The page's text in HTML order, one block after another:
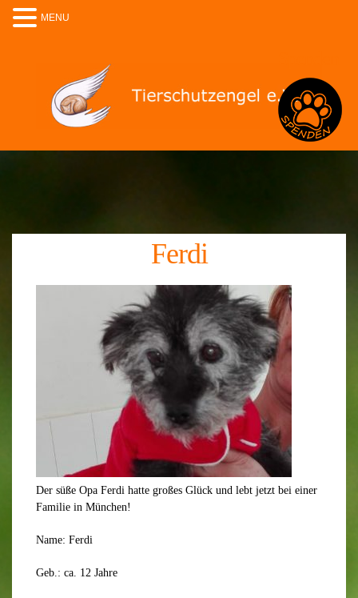
Ferdi
Der süße Opa Ferdi hatte großes Glück und lebt jetzt bei einer
Familie in München!
Name: Ferdi
Geb.: ca. 12 Jahre
MENU